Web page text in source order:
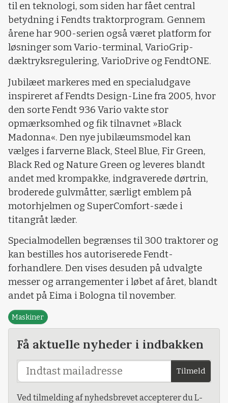
til en teknologi, som siden har fået central
betydning i Fendts traktorprogram. Gennem
årene har 900-serien også været platform for
løsninger som Vario-terminal, VarioGrip-
dæktryksregulering, VarioDrive og FendtONE.
Jubilæet markeres med en specialudgave
inspireret af Fendts Design-Line fra 2005, hvor
den sorte Fendt 936 Vario vakte stor
opmærksomhed og fik tilnavnet »Black
Madonna«. Den nye jubilæumsmodel kan
vælges i farverne Black, Steel Blue, Fir Green,
Black Red og Nature Green og leveres blandt
andet med krompakke, indgraverede dørtrin,
broderede gulvmåtter, særligt emblem på
motorhjelmen og SuperComfort-sæde i
titangråt læder.
Specialmodellen begrænses til 300 traktorer og
kan bestilles hos autoriserede Fendt-
forhandlere. Den vises desuden på udvalgte
messer og arrangementer i løbet af året, blandt
andet på Eima i Bologna til november.
Maskiner
Få aktuelle nyheder i indbakken
Tilmeld
Ved tilmelding af nyhedsbrevet accepterer du L-